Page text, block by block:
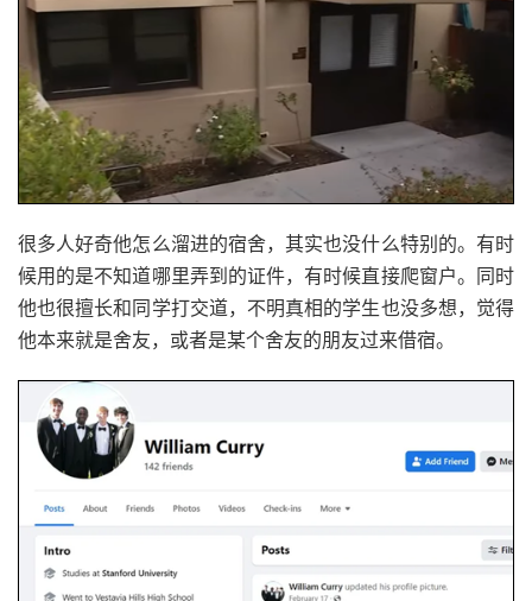
很多人好奇他怎么溜进的宿舍，其实也没什么特别的。有时
候用的是不知道哪里弄到的证件，有时候直接爬窗户。同时
他也很擅长和同学打交道，不明真相的学生也没多想，觉得
他本来就是舍友，或者是某个舍友的朋友过来借宿。